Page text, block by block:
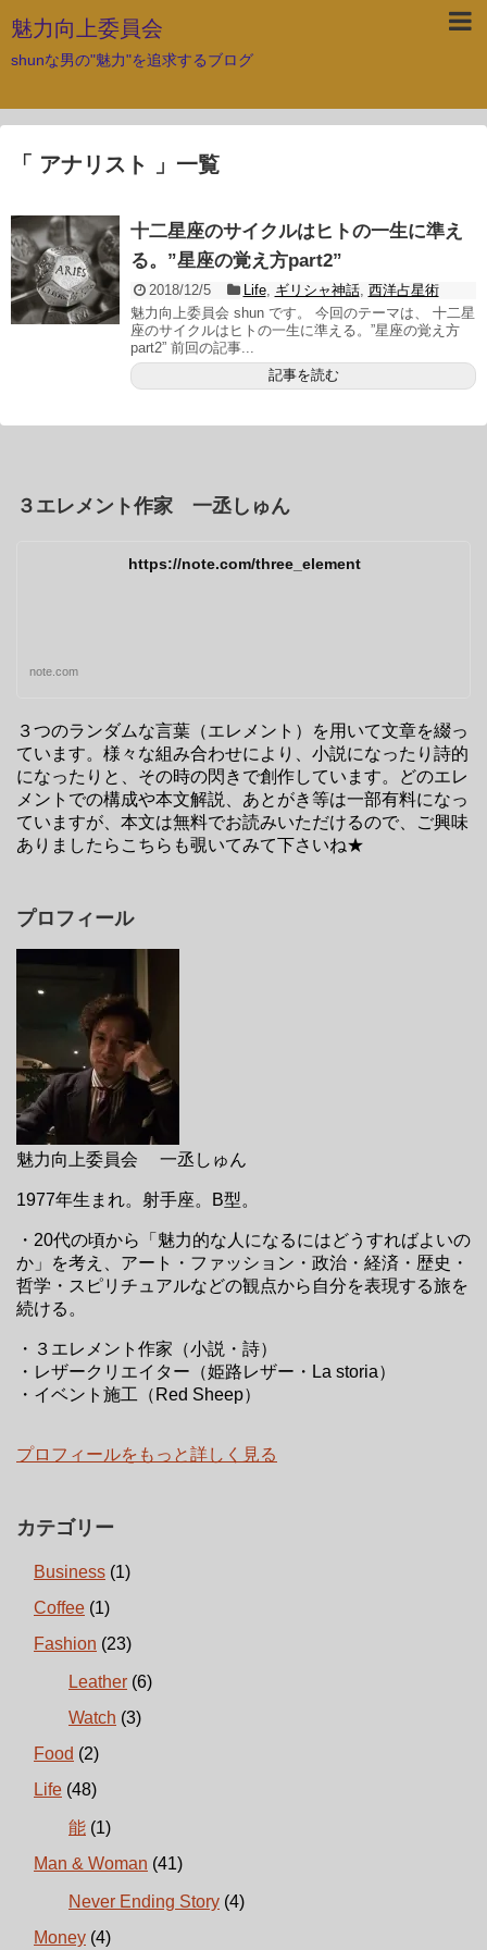
魅力向上委員会
shunな男の"魅力"を追求するブログ
「 アナリスト 」一覧
十二星座のサイクルはヒトの一生に準え
る。”星座の覚え方part2”
2018/12/5 Life, ギリシャ神話, 西洋占星術
魅力向上委員会 shun です。 今回のテーマは、 十二星
座のサイクルはヒトの一生に準える。”星座の覚え方
part2” 前回の記事...
記事を読む
３エレメント作家 一丞しゅん
https://note.com/three_element
note.com
３つのランダムな言葉（エレメント）を用いて文章を綴っ
ています。様々な組み合わせにより、小説になったり詩的
になったりと、その時の閃きで創作しています。どのエレ
メントでの構成や本文解説、あとがき等は一部有料になっ
ていますが、本文は無料でお読みいただけるので、ご興味
ありましたらこちらも覗いてみて下さいね★
プロフィール
魅力向上委員会 一丞しゅん
1977年生まれ。射手座。B型。
・20代の頃から「魅力的な人になるにはどうすればよいの
か」を考え、アート・ファッション・政治・経済・歴史・
哲学・スピリチュアルなどの観点から自分を表現する旅を
続ける。
・３エレメント作家（小説・詩）
・レザークリエイター（姫路レザー・La storia）
・イベント施工（Red Sheep）
プロフィールをもっと詳しく見る
カテゴリー
Business (1)
Coffee (1)
Fashion (23)
Leather (6)
Watch (3)
Food (2)
Life (48)
能 (1)
Man & Woman (41)
Never Ending Story (4)
Money (4)